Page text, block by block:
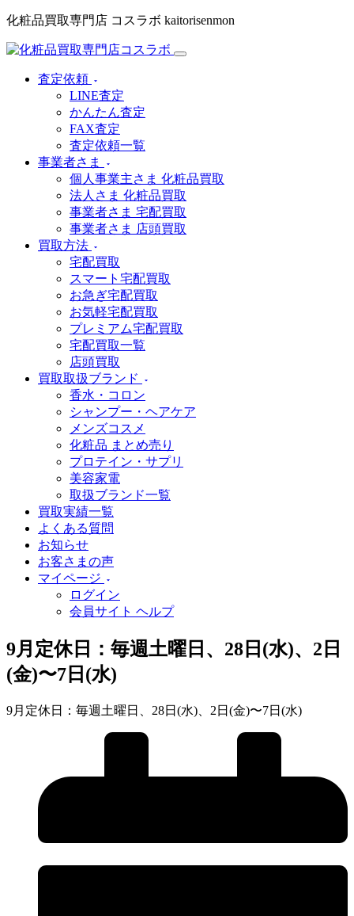
化粧品買取専門店 コスラボ kaitorisenmon
査定依頼
LINE査定
かんたん査定
FAX査定
査定依頼一覧
事業者さま
個人事業主さま 化粧品買取
法人さま 化粧品買取
事業者さま 宅配買取
事業者さま 店頭買取
買取方法
宅配買取
スマート宅配買取
お急ぎ宅配買取
お気軽宅配買取
プレミアム宅配買取
宅配買取一覧
店頭買取
買取取扱ブランド
香水・コロン
シャンプー・ヘアケア
メンズコスメ
化粧品 まとめ売り
プロテイン・サプリ
美容家電
取扱ブランド一覧
買取実績一覧
よくある質問
お知らせ
お客さまの声
マイページ
ログイン
会員サイト ヘルプ
9月定休日：毎週土曜日、28日(水)、2日
(金)〜7日(水)
9月定休日：毎週土曜日、28日(水)、2日(金)〜7日(水)